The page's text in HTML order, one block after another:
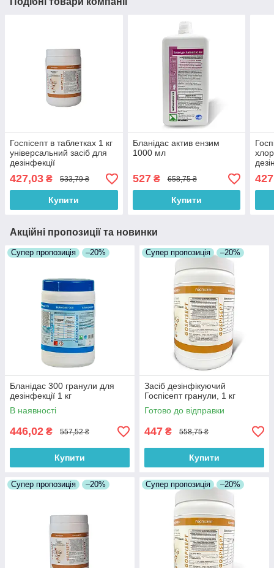
Госпісепт в таблетках 1 кг
універсальний засіб для
дезінфекції
427,03 ₴ 533,79 ₴
Купити
Бланідас актив ензим
1000 мл
527₴ 658,75 ₴
Купити
427
Акційні пропозиції та новинки
Супер пропозиція –20%
Бланідас 300 гранули для
дезінфекції 1 кг
В наявності
446,02 ₴ 557,52 ₴
Купити
Супер пропозиція –20%
Засіб дезінфікуючий
Госпісепт гранули, 1 кг
Готово до відправки
447 ₴ 558,75 ₴
Купити
Супер пропозиція –20% Супер пропозиція –20%